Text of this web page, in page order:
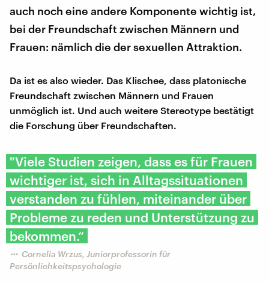
auch noch eine andere Komponente wichtig ist,
bei der Freundschaft zwischen Männern und
Frauen: nämlich die der sexuellen Attraktion.
Da ist es also wieder. Das Klischee, dass platonische
Freundschaft zwischen Männern und Frauen
unmöglich ist. Und auch weitere Stereotype bestätigt
die Forschung über Freundschaften.
"Viele Studien zeigen, dass es für Frauen
wichtiger ist, sich in Alltagssituationen
verstanden zu fühlen, miteinander über
Probleme zu reden und Unterstützung zu
bekommen.“
Cornelia Wrzus, Juniorprofessorin für
Persönlichkeitspsychologie